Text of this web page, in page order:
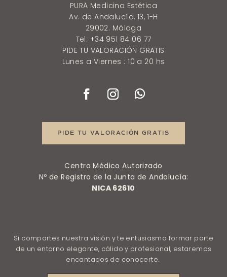
PURÄ Medicina Estética
Av. de Andalucía, 13, 1-H
29002. Málaga
Tel: +34 951 84 06 77
PIDE TU VALORACIÓN GRATIS
Lunes a Viernes : 10 a 20 hs
PIDE TU VALORACIÓN GRATIS
Centro Médico Autorizado
Nº de Registro de la Junta de Andalucía:
NICA 62610
Si compartes nuestra visión y te entusiasma formar parte
de un entorno elegante, cálido y profesional, estaremos
encantados de conocerte.